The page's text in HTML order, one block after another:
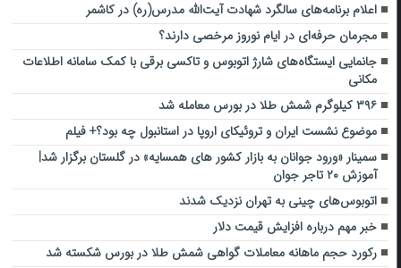
اعلام برنامه‌های سالگرد شهادت آیت‌الله مدرس(ره) در کاشمر
مجرمان حرفه‌ای در ایام نوروز مرخصی دارند؟
جانمایی ایستگاه‌های شارژ اتوبوس و تاکسی برقی با کمک سامانه اطلاعات
مکانی
۳۹۶ کیلوگرم شمش طلا در بورس معامله شد
موضوع نشست ایران و تروئیکای اروپا در استانبول چه بود؟+ فیلم
سمینار «ورود جوانان به بازار کشور های همسایه» در گلستان برگزار شد|
آموزش ۲۰ تاجر جوان
اتوبوس‌های چینی به تهران نزدیک شدند
خبر مهم درباره افزایش قیمت دلار
رکورد حجم ماهانه معاملات گواهی شمش طلا در بورس شکسته شد